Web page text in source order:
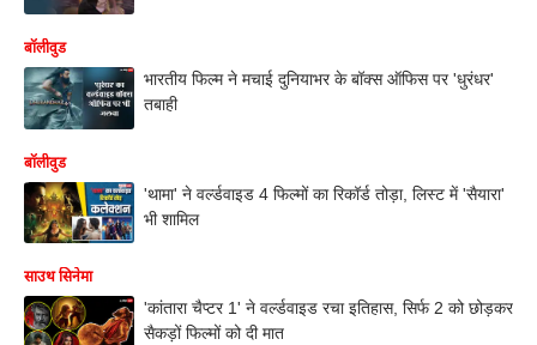
बॉलीवुड
भारतीय फिल्म ने मचाई दुनियाभर के बॉक्स ऑफिस पर 'धुरंधर'
तबाही
बॉलीवुड
'थामा' ने वर्ल्डवाइड 4 फिल्मों का रिकॉर्ड तोड़ा, लिस्ट में 'सैयारा'
भी शामिल
साउथ सिनेमा
'कांतारा चैप्टर 1' ने वर्ल्डवाइड रचा इतिहास, सिर्फ 2 को छोड़कर
सैकड़ों फिल्मों को दी मात